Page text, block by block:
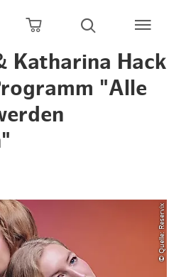
Zum Hauptinhalt springen
Zur Hauptnavigation springen
Zur Volltextsuche springen
Zum Footer springen
Warenkorb öffnen
Suche öffnen
Katharina Hack
"Alle
© Quelle: Reservix